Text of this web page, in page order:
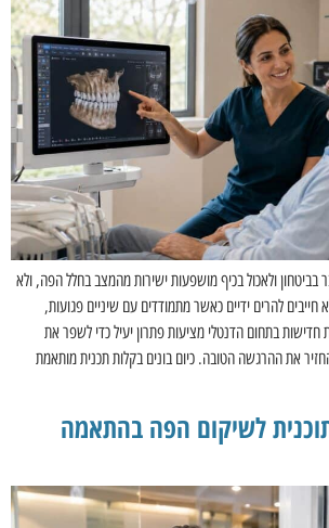
בביטחון ולאכול בכיף מושפעות ישירות מהמצב בחלל הפה, ולא
להרים ידיים כאשר מתמודדים עם שיניים פגועות,
חדישות בתחום הדנטלי מציעות פתרון יעיל כדי לשפר את
את ההרגשה הטובה. כיום בונים בקלות תכנית מותאמת
לשיקום הפה בהתאמה